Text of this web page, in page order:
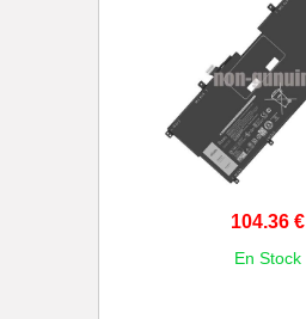
104.36 €
En Stock